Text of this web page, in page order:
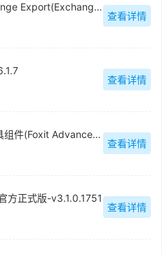
SysTools Exchange Export(Exchange电子邮件迁移工具)官方版-v5.0
查看详情
查看详情
福昕pdf编辑工具组件(Foxit Advanced PDF Editor)中文版-v3.0.5
查看详情
方正式版-v3.1.0.1751
查看详情